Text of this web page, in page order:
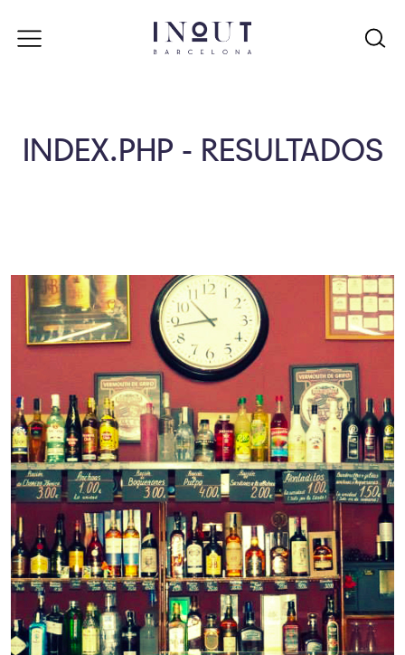
INDEX.PHP - RESULTADOS